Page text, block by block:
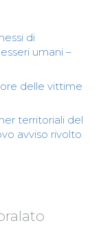
di
umani –
delle vittime
territoriali del
avviso rivolto